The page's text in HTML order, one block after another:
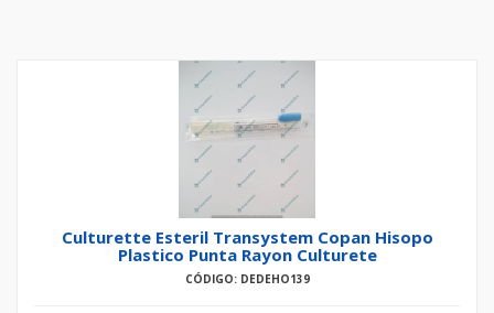
Culturette Esteril Transystem Copan Hisopo
Plastico Punta Rayon Culturete
CÓDIGO: DEDEHO139